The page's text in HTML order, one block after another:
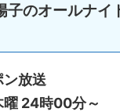
子のオールナイ
放送
曜 24時00分～